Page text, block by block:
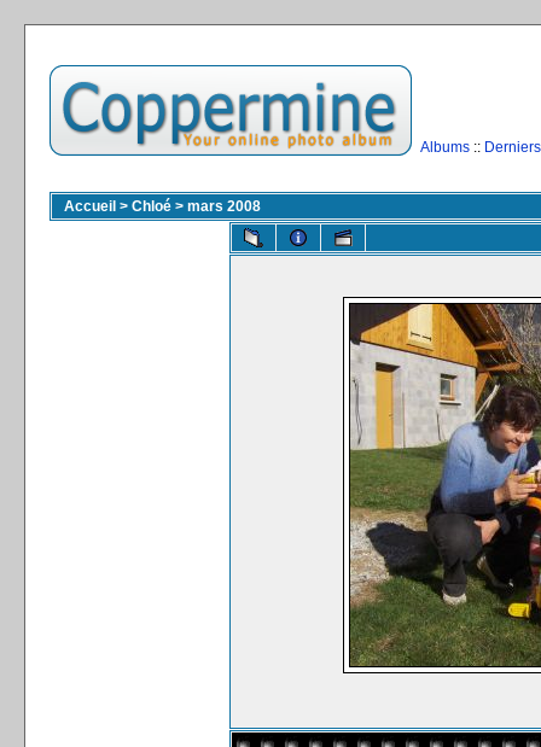
Albums::
Accueil > Chloé > mars 2008